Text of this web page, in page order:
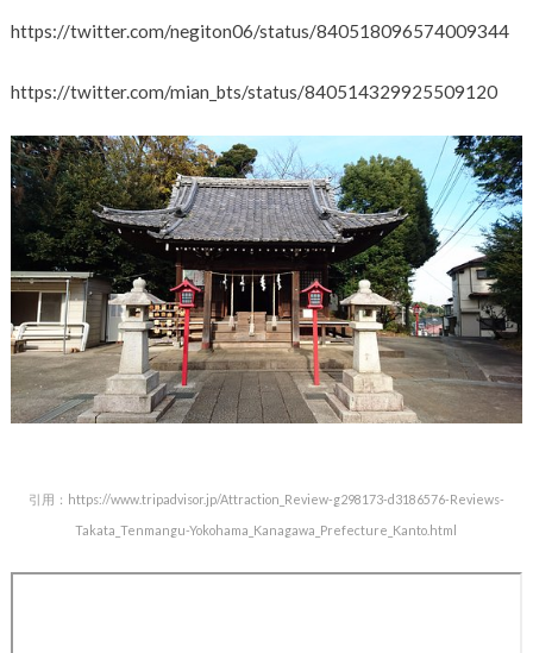
https://twitter.com/negiton06/status/840518096574009344
https://twitter.com/mian_bts/status/840514329925509120
引用：https://www.tripadvisor.jp/Attraction_Review-g298173-d3186576-Reviews-
Takata_Tenmangu-Yokohama_Kanagawa_Prefecture_Kanto.html